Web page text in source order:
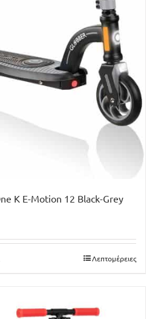
K E-Motion 12 Black-Grey
Λεπτομέρειες